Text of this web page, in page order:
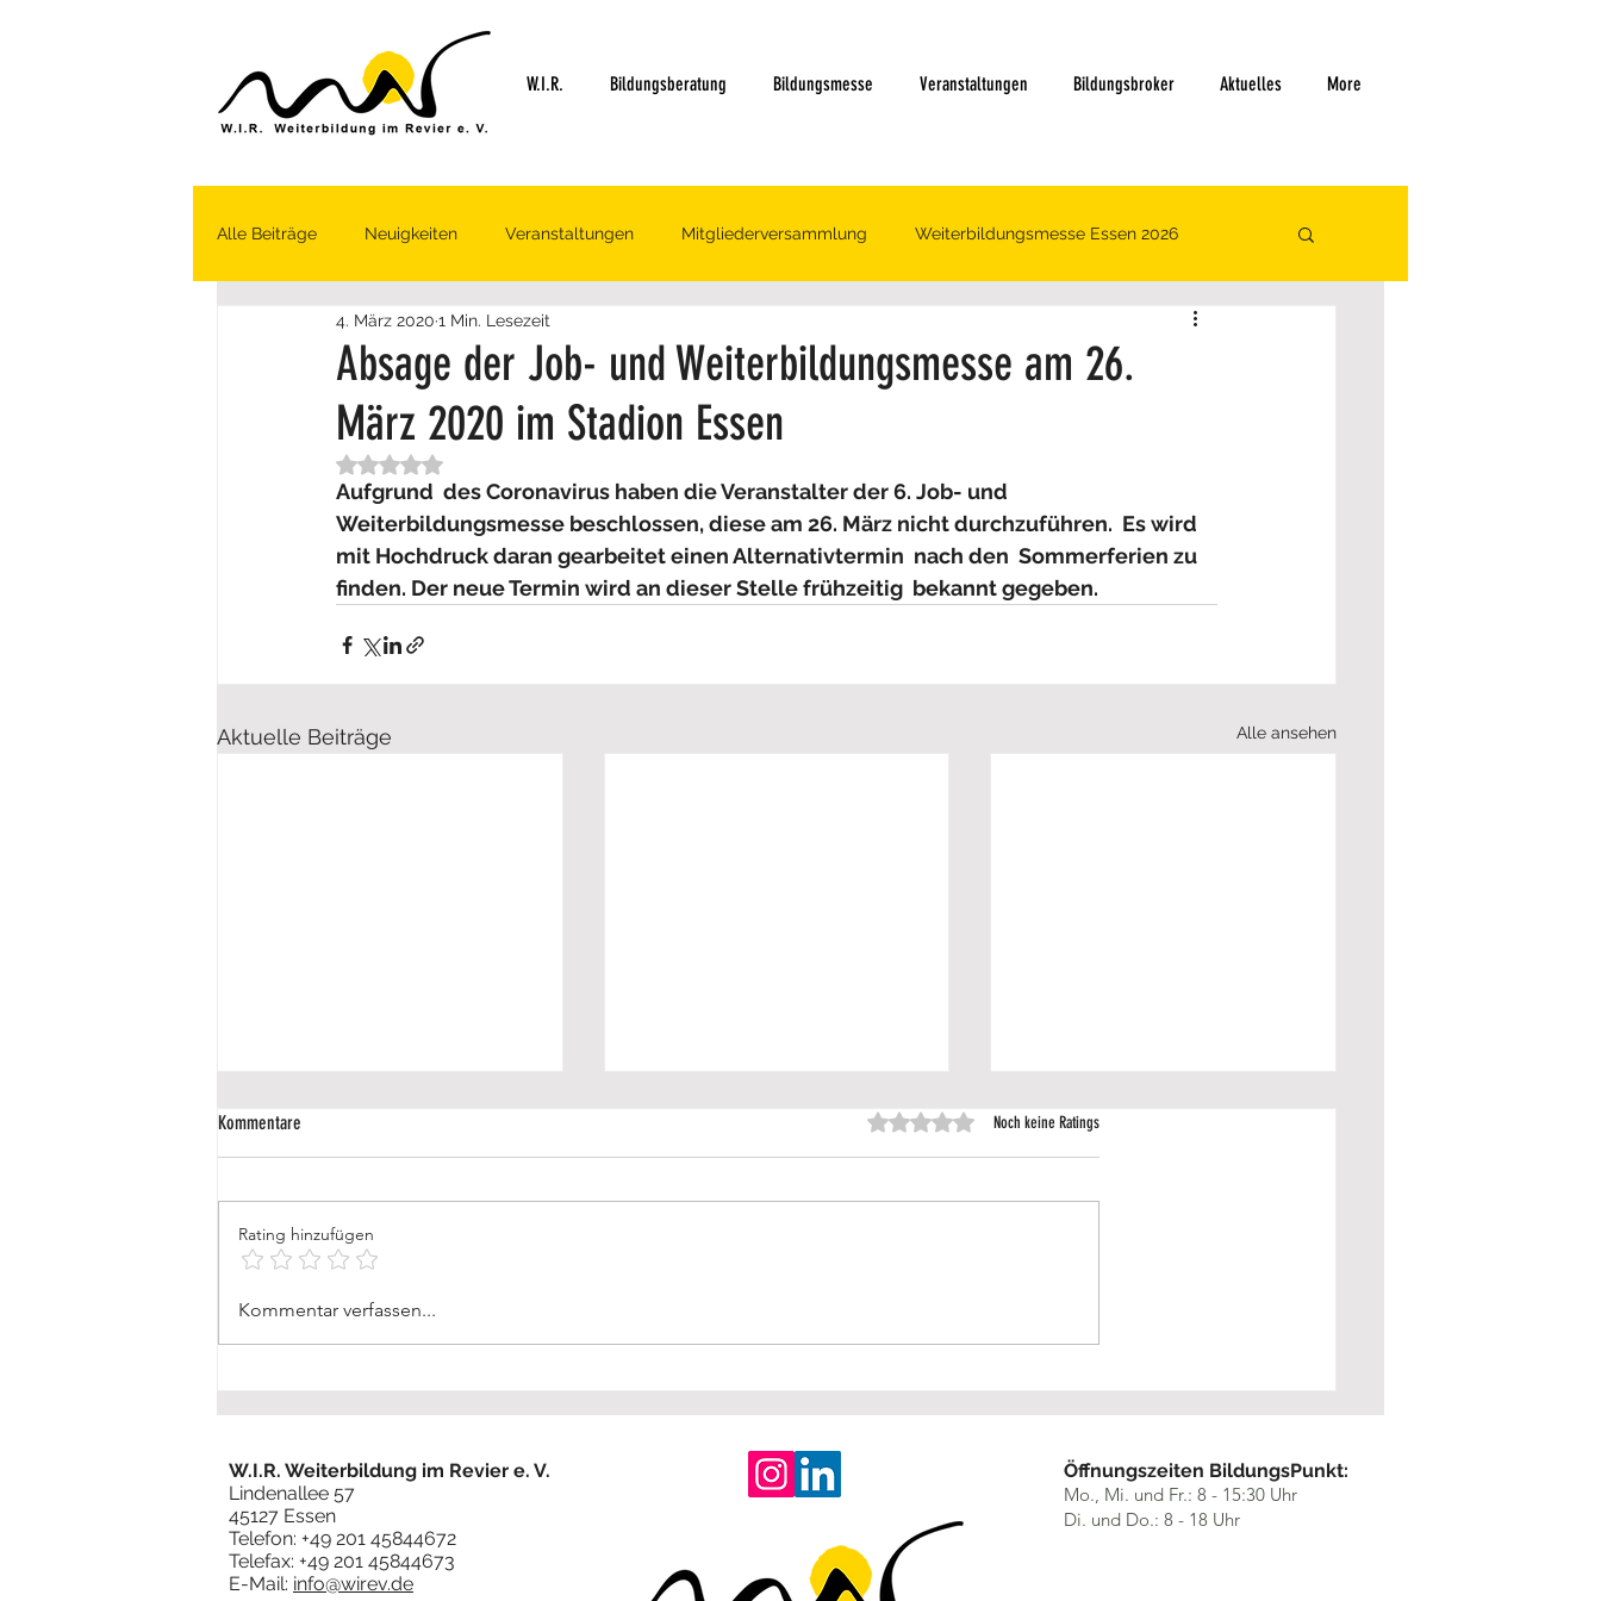
W.I.R. Bildungsberatung Bildungsmesse Veranstaltungen Bildungsbroker Aktuelles More
Alle Beiträge Neuigkeiten Veranstaltungen Mitgliederversammlung Weiterbildungsmesse Essen 2026
Absage der Job- und Weiterbildungsmesse am 26.
März 2020 im Stadion Essen​
4. März 2020 1 Min. Lesezeit
Mit NaN von 5 Sternen bewertet.
Aufgrund  des Coronavirus haben die Veranstalter der 6. Job- und
Weiterbildungsmesse beschlossen, diese am 26. März nicht durchzuführen.  Es wird
mit Hochdruck daran gearbeitet einen Alternativtermin  nach den  Sommerferien zu
finden. Der neue Termin wird an dieser Stelle frühzeitig  bekannt gegeben.
Aktuelle Beiträge Alle ansehen
🚍 Frauen geben Gas! 🚛
Kommentare Mit 0 von 5 Sternen bewertet.
Noch keine Ratings
Rating hinzufügen
Kommentar verfassen...
W.I.R. Weiterbildung im Revier e. V.
Lindenallee 57
45127 Essen
Telefon: +49 201 45844672
Telefax: +49 201 45844673
E-Mail: info@wirev.de
Öffnungszeiten BildungsPunkt:
Mo., Mi. und Fr.: 8 - 15:30 Uhr
Di. und Do.: 8 - 18 Uhr​